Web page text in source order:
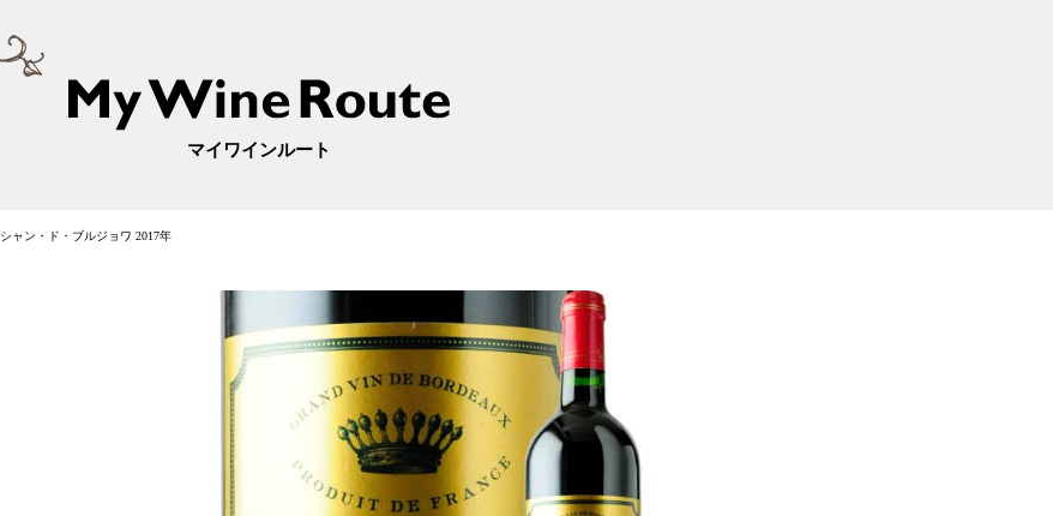
マイワインルート
シャン・ド・ブルジョワ 2017年